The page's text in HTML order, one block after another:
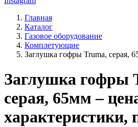
Главная
Каталог
Газовое оборудование
Комплетующие
Заглушка гофры Truma, серая,
Заглушка гофры
серая, 65мм –
характеристики,